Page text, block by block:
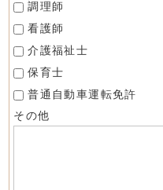
調理師
看護師
介護福祉士
保育士
普通自動車運転免許
その他